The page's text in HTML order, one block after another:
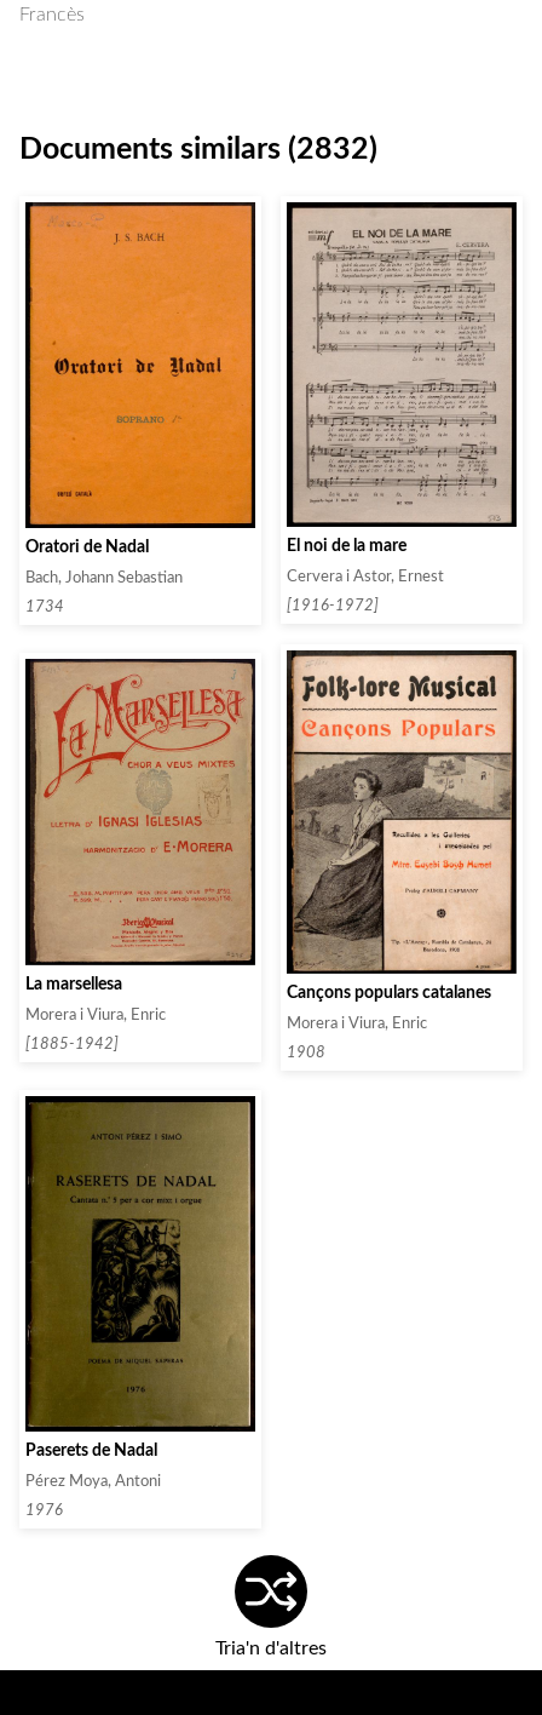
Francès
Documents similars (2832)
Oratori de Nadal
Bach, Johann Sebastian
1734
El noi de la mare
Cervera i Astor, Ernest
[1916-1972]
La marsellesa
Morera i Viura, Enric
[1885-1942]
Cançons populars catalanes
Morera i Viura, Enric
1908
Paserets de Nadal
Pérez Moya, Antoni
1976
Tria'n d'altres